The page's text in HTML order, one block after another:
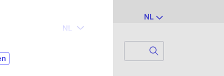
NL
Zoek naar...